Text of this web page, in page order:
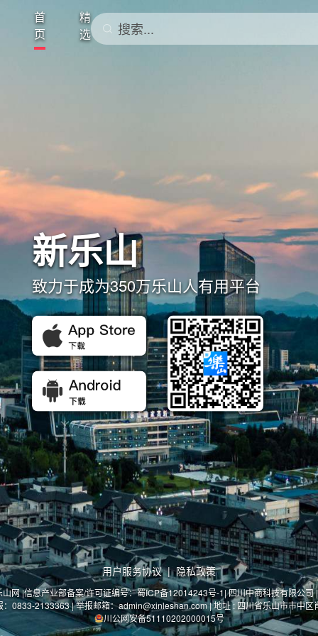
首
页
精
选
搜索...
新乐山
致力于成为350万乐山人有用平台
用户服务协议|隐私政策
网 |信息产业部备案/许可证编号：蜀ICP备12014243号-1| 四川中商科技有限公
：0833-2133363 | 举报邮箱：admin@xinleshan.com | 地址 : 四川省乐山市市中区
川公网安备51110202000015号